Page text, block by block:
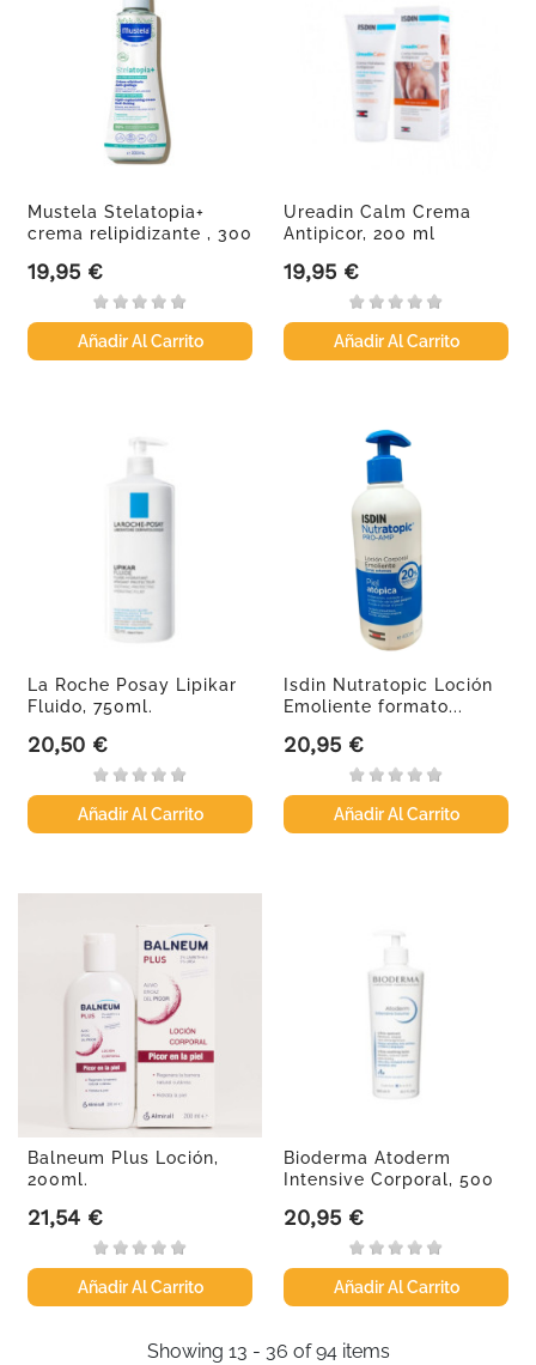
Mustela Stelatopia+
crema relipidizante , 300
Precio
19,95 €
Añadir Al Carrito
Ureadin Calm Crema
Antipicor, 200 ml
Precio
19,95 €
Añadir Al Carrito
La Roche Posay Lipikar
Fluido, 750ml.
Precio
20,50 €
Añadir Al Carrito
Isdin Nutratopic Loción
Emoliente formato...
Precio
20,95 €
Añadir Al Carrito
Balneum Plus Loción,
200ml.
Precio
21,54 €
Añadir Al Carrito
Bioderma Atoderm
Intensive Corporal, 500
Precio
20,95 €
Añadir Al Carrito
Showing 13 - 36 of 94 items